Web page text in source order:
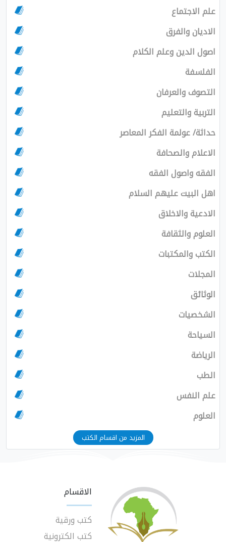
علم الاجتماع
الاديان والفرق
اصول الدين وعلم الكلام
الفلسفة
التصوف والعرفان
التربية والتعليم
حداثة/ عولمة الفكر المعاصر
الاعلام والصحافة
الفقه واصول الفقه
اهل البيت عليهم السلام
الادعية والاخلاق
العلوم والثقافة
الكتب والمكتبات
المجلات
الوثائق
الشخصيات
السياحة
الرياضة
الطب
علم النفس
العلوم
المزيد من اقسام الكتب
الاقسام
كتب ورقية
كتب الكترونية